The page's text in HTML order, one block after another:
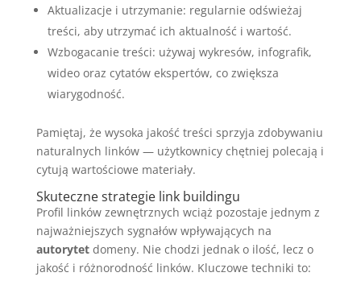
Aktualizacje i utrzymanie: regularnie odświeżaj
treści, aby utrzymać ich aktualność i wartość.
Wzbogacanie treści: używaj wykresów, infografik,
wideo oraz cytatów ekspertów, co zwiększa
wiarygodność.
Pamiętaj, że wysoka jakość treści sprzyja zdobywaniu
naturalnych linków — użytkownicy chętniej polecają i
cytują wartościowe materiały.
Skuteczne strategie link buildingu
Profil linków zewnętrznych wciąż pozostaje jednym z
najważniejszych sygnałów wpływających na
autorytetdomeny. Nie chodzi jednak o ilość, lecz o
jakość i różnorodność linków. Kluczowe techniki to: